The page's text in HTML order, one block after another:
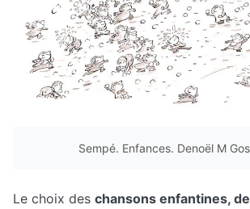
Sempé. Enfances. Denoël M
Le choix des chansons enfantines,